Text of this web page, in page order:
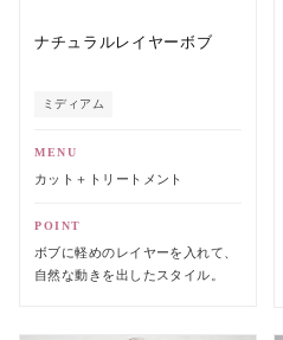
ナチュラルレイヤーボブ
ミディアム
MENU
カット＋トリートメント
POINT
ボブに軽めのレイヤーを入れて、
自然な動きを出したスタイル。